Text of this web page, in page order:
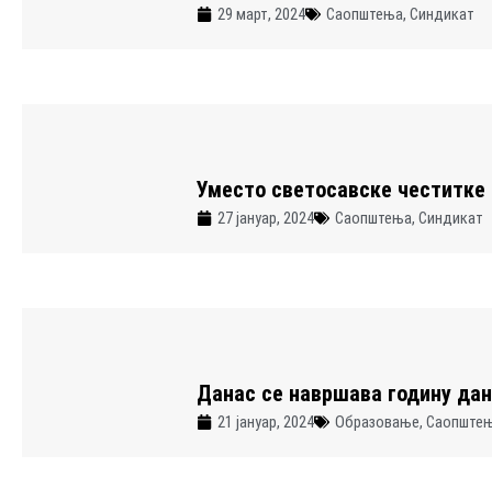
29 март, 2024 Саопштења, Синдикат
Уместо светосавске честитке
27 јануар, 2024 Саопштења, Синдикат
Данас се навршава годину
21 јануар, 2024 Образовање,